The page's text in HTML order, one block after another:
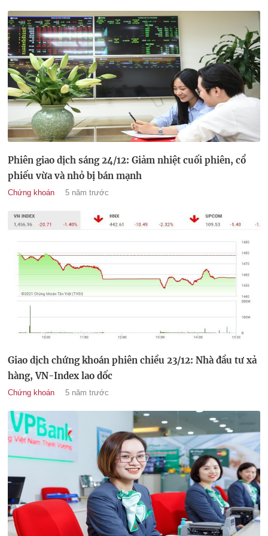
Phiên giao dịch sáng 24/12: Giảm nhiệt cuối phiên, cổ
phiếu vừa và nhỏ bị bán mạnh
Chứng khoán 5 năm trước
Giao dịch chứng khoán phiên chiều 23/12: Nhà đầu tư xả
hàng, VN-Index lao dốc
Chứng khoán 5 năm trước